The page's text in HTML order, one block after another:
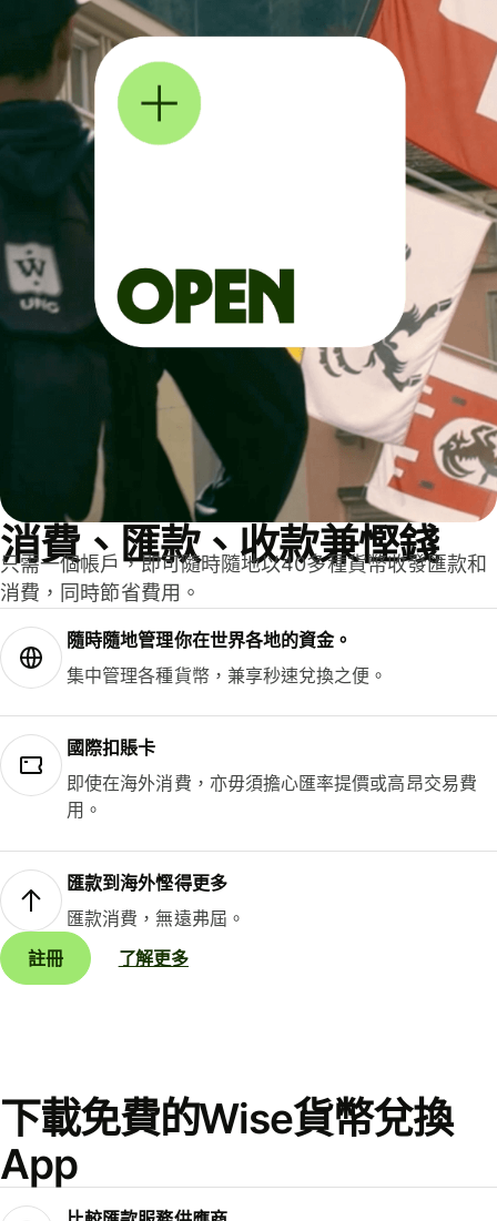
消費、匯款、收款兼慳錢
只需一個帳戶，即可隨時隨地以40多種貨幣收發匯款和
消費，同時節省費用。
隨時隨地管理你在世界各地的資金。
集中管理各種貨幣，兼享秒速兌換之便。
國際扣賬卡
即使在海外消費，亦毋須擔心匯率提價或高昂交易費
用。
匯款到海外慳得更多
匯款消費，無遠弗屆。
註冊
了解更多
下載免費的Wise貨幣兌換
App